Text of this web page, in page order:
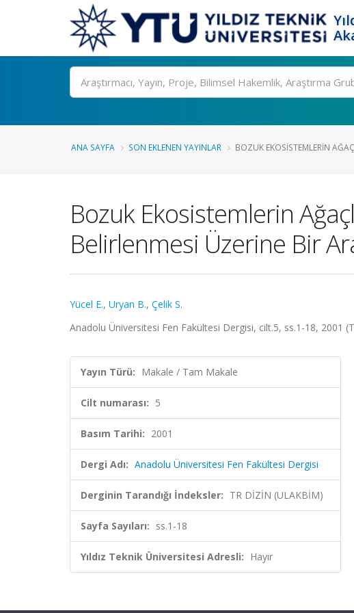
Ara
ANA SAYFA SON EKLENEN YAYINLAR BOZUK EKOSISTEMLERIN
Bozuk Ekosistemlerin
Belirlenmesi Üzerine Bir
Yücel E., Uryan B., Çelik S.
Anadolu Üniversitesi Fen Fakültesi Dergisi, cilt.5, ss.1-18, 2001
Yayın Türü: Makale / Tam Makale
Cilt numarası: 5
Basım Tarihi: 2001
Dergi Adı: Anadolu Üniversitesi Fen Fakültesi Dergisi
Derginin Tarandığı İndeksler: TR DİZİN (ULAKBİM)
Sayfa Sayıları: ss.1-18
Yıldız Teknik Üniversitesi Adresli: Hayır